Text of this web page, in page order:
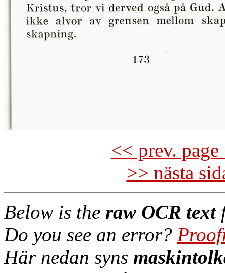
<< prev.
>> nästa
Below is the raw OCR text
Do you see an error?
Här nedan syns